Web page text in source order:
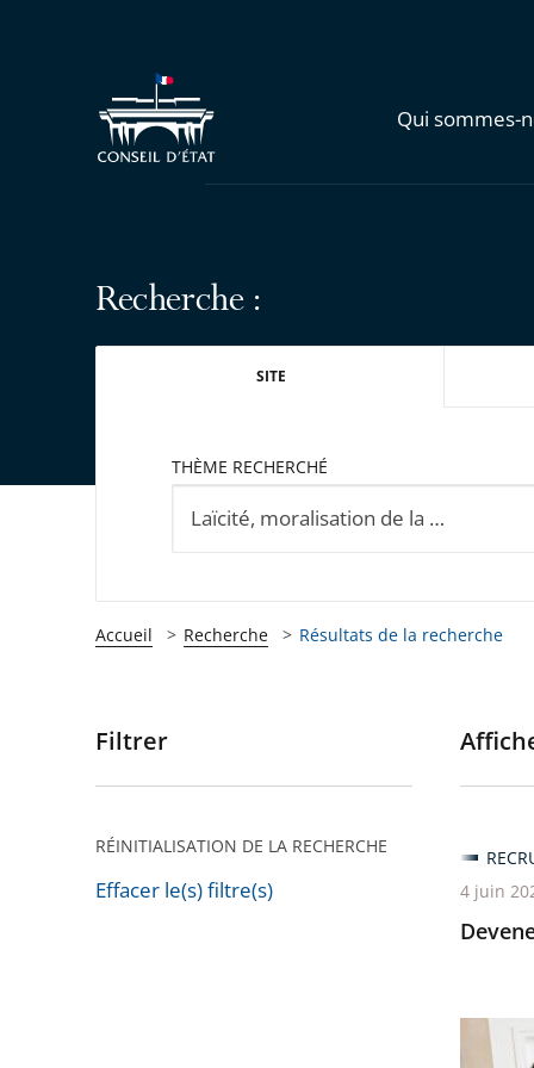
Qui sommes-
Recherche :
SITE
THÈME RECHERCHÉ
Accueil Recherche Résultats de la recherche
Passer
pour
après
Filtrer
RÉINITIALISATION DE LA RECHERCHE
Effacer le(s) filtre(s)
4 juin